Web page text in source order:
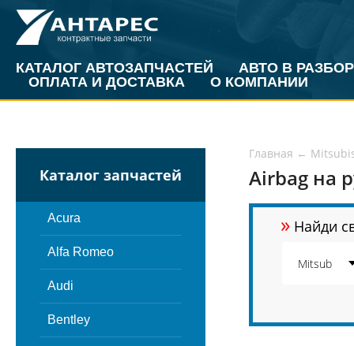
КАТАЛОГ АВТОЗАПЧАСТЕЙ
АВТО В РАЗБОР
ОПЛАТА И ДОСТАВКА
О КОМПАНИИ
Каталог запчастей
Acura
Alfa Romeo
Audi
Bentley
Главная ←
Airbag на
» Найди